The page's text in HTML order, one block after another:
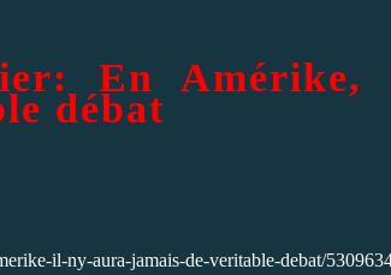
En Amérike,
débat
il-ny-aura-jamais-de-veritable-debat/